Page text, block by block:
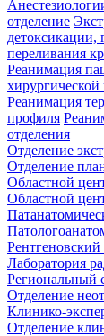
отделение
детоксикации,
переливания
Реанимация
Реанимация
профиля
отделения
Отделение
Отделение
Областной
Областной
Рентгеновский
Лаборатория
Региональный
Отделение
Клинико-
Отделение